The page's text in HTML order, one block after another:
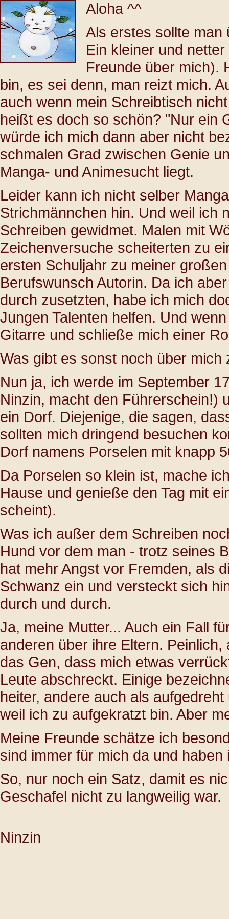
Aloha ^^
Als erstes sollte man
Ein kleiner und
Freunde über mich).
bin, es sei denn, man reizt mich.
auch wenn mein Schreibtisch
heißt es doch so schön? "Nur ein
würde ich mich dann aber nicht
schmalen Grad zwischen Genie
Manga- und Animesucht liegt.
Leider kann ich nicht selber
Strichmännchen hin. Und weil ich
Schreiben gewidmet. Malen mit
Zeichenversuche scheiterten zu
ersten Schuljahr zu meiner
Berufswunsch Autorin. Da ich
durch zusetzten, habe ich mich
Jungen Talenten helfen. Und
Gitarre und schließe mich einer
Was gibt es sonst noch über mich
Nun ja, ich werde im September
Ninzin, macht den Führerschein!)
ein Dorf. Diejenige, die sagen,
sollten mich dringend besuchen
Dorf namens Porselen mit knapp
Da Porselen so klein ist, mache
Hause und genieße den Tag mit
scheint).
Was ich außer dem Schreiben
Hund vor dem man - trotz seines
hat mehr Angst vor Fremden, als
Schwanz ein und versteckt sich
durch und durch.
Ja, meine Mutter... Auch ein Fall
anderen über ihre Eltern.
das Gen, dass mich etwas
Leute abschreckt. Einige
heiter, andere auch als
weil ich zu aufgekratzt bin. Aber
Meine Freunde schätze ich
sind immer für mich da und
So, nur noch ein Satz, damit es
Geschafel nicht zu langweilig war.
Ninzin